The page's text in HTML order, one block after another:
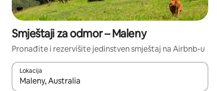
Smještaji za odmor – Maleny
Pronađite i rezervišite jedinstven smještaj na Airbnb-u
Lokacija
Kad su rezultati dostupni, možete da se krećete kroz njih